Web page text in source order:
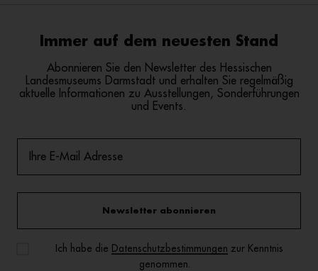
Immer auf dem neuesten Stand
Abonnieren Sie den Newsletter des Hessischen
Landesmuseums Darmstadt und erhalten Sie regelmäßig
aktuelle Informationen zu Ausstellungen, Sonderführungen
und Events.
Ich habe die Datenschutzbestimmungen zur Kenntnis
genommen.
Newsletter abonnieren